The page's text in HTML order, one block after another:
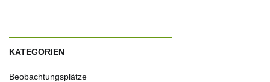
KATEGORIEN
Beobachtungsplätze